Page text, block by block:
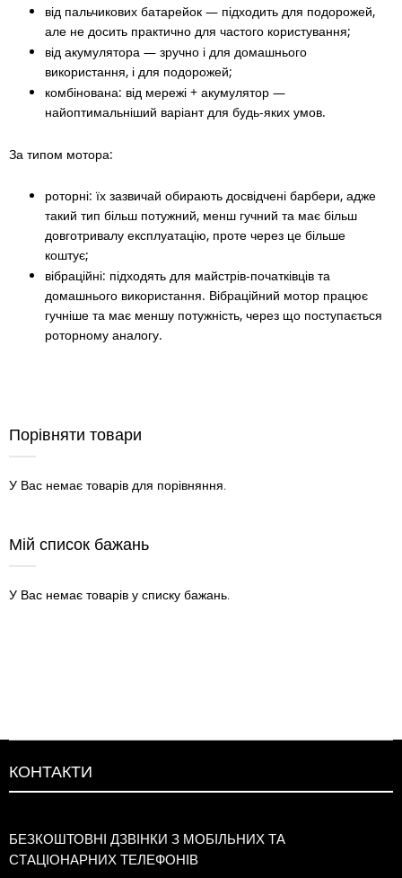
від пальчикових батарейок — підходить для подорожей,
але не досить практично для частого користування;
від акумулятора — зручно і для домашнього
використання, і для подорожей;
комбінована: від мережі + акумулятор —
найоптимальніший варіант для будь-яких умов.
За типом мотора:
роторні: їх зазвичай обирають досвідчені барбери, адже
такий тип більш потужний, менш гучний та має більш
довготривалу експлуатацію, проте через це більше
коштує;
вібраційні: підходять для майстрів-початківців та
домашнього використання. Вібраційний мотор працює
гучніше та має меншу потужність, через що поступається
роторному аналогу.
Порівняти товари
У Вас немає товарів для порівняння.
Мій список бажань
У Вас немає товарів у списку бажань.
КОНТАКТИ
БЕЗКОШТОВНІ ДЗВІНКИ З МОБІЛЬНИХ ТА
СТАЦІОНАРНИХ ТЕЛЕФОНІВ